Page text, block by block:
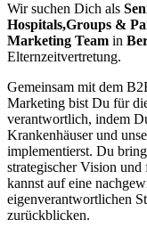
Wir suchen Dich als
Hospitals,Groups &
Marketing Team in
Elternzeitvertretung.
Gemeinsam mit dem
Marketing bist Du für
verantwortlich, indem
Krankenhäuser und
implementierst. Du
strategischer Vision
kannst auf eine
eigenverantwortlichen
zurückblicken.